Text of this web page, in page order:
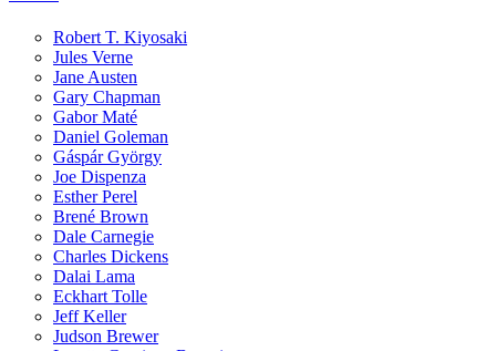
Robert T. Kiyosaki
Jules Verne
Jane Austen
Gary Chapman
Gabor Maté
Daniel Goleman
Gáspár György
Joe Dispenza
Esther Perel
Brené Brown
Dale Carnegie
Charles Dickens
Dalai Lama
Eckhart Tolle
Jeff Keller
Judson Brewer